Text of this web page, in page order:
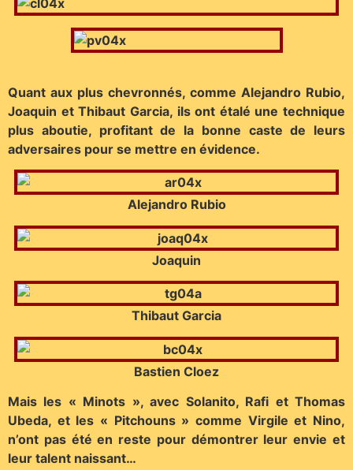
Quant aux plus chevronnés, comme Alejandro Rubio,
Joaquin et Thibaut Garcia, ils ont étalé une technique
plus aboutie, profitant de la bonne caste de leurs
adversaires pour se mettre en évidence.
Alejandro Rubio
Joaquin
Thibaut Garcia
Bastien Cloez
Mais les « Minots », avec Solanito, Rafi et Thomas
Ubeda, et les « Pitchouns » comme Virgile et Nino,
n’ont pas été en reste pour démontrer leur envie et
leur talent naissant…